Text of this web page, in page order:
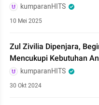
kumparanHITS
10 Mei 2025
Zul Zivilia Dipenjara,
Mencukupi Kebutuhan
kumparanHITS
30 Okt 2024